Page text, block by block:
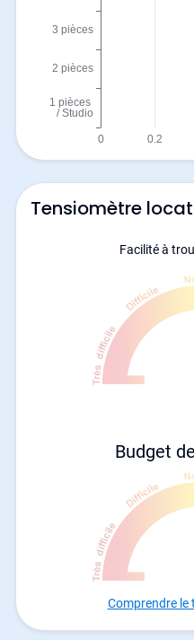
Tensiomètre
Facilité à
Budget
Comprendre